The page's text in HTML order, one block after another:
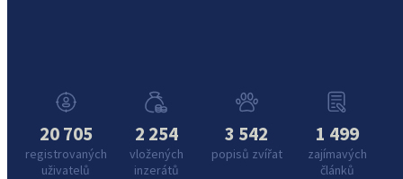
20 705
registrovaných
uživatelů
2 254
vložených
inzerátů
3 542
popisů zvířat
1 499
zajímavých
článků